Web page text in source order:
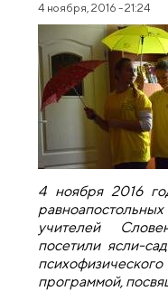
4 ноября, 2016 - 21:24
4 ноября 2016
учителей
посетили ясли-
программой,